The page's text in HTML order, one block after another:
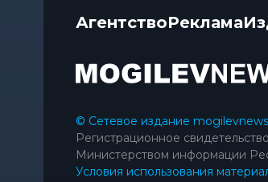
АгентствоРеклама
© Сетевое издание
Регистрационное
Министерством информации
Условия использования